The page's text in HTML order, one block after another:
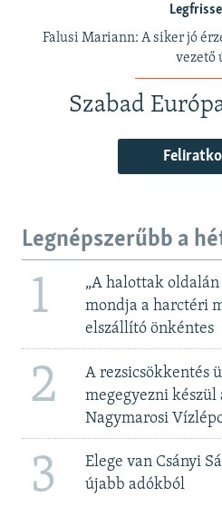
Falusi Mariann: A siker jó
vezető
Szabad
Legnépszerűbb a
1
„A halottak
mondja a harctéri
elszállító önkéntes
2
A rezsicsökkentés
megegyezni készül
Nagymarosi
3
Elege van Csányi
újabb adókból